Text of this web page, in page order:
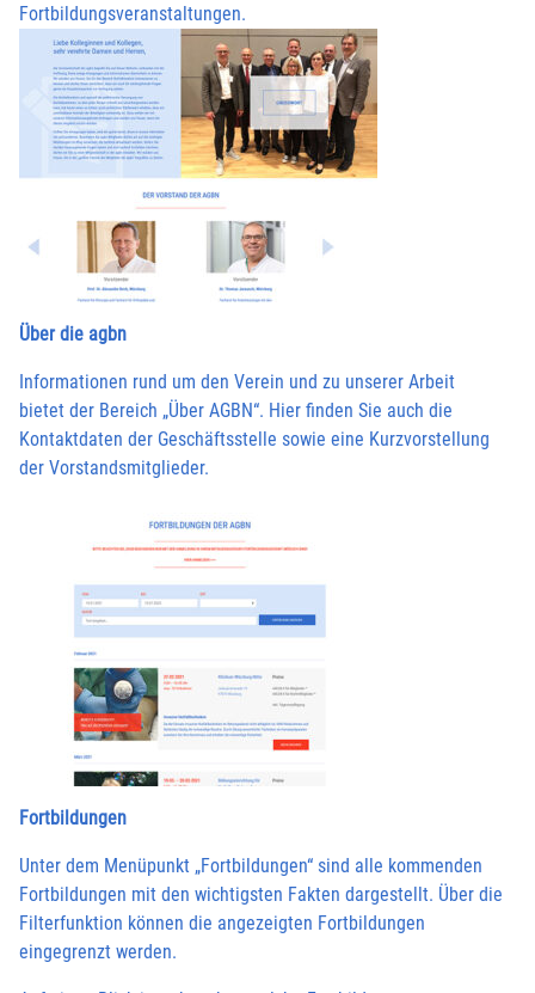
Fortbildungsveranstaltungen.
Über die agbn
Informationen rund um den Verein und zu unserer Arbeit
bietet der Bereich „Über AGBN“. Hier finden Sie auch die
Kontaktdaten der Geschäftsstelle sowie eine Kurzvorstellung
der Vorstandsmitglieder.
Fortbildungen
Unter dem Menüpunkt „Fortbildungen“ sind alle kommenden
Fortbildungen mit den wichtigsten Fakten dargestellt. Über die
Filterfunktion können die angezeigten Fortbildungen
eingegrenzt werden.